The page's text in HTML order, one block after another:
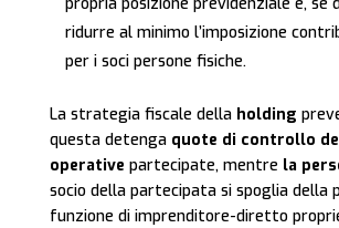
ridurre al minimo l’imposizione
per i soci persone fisiche.
La strategia fiscale della holding
questa detenga quote di controllo
operative partecipate, mentre la
socio della partecipata si spoglia della
funzione di imprenditore-diretto